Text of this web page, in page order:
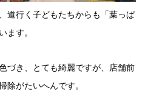
道行く子どもたちからも「葉っぱ
ます。
づき、とても綺麗ですが、店舗前
除がたいへんです。